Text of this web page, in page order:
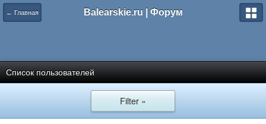
← Главная Balearskie.ru | Форум
Список пользователей
Filter »